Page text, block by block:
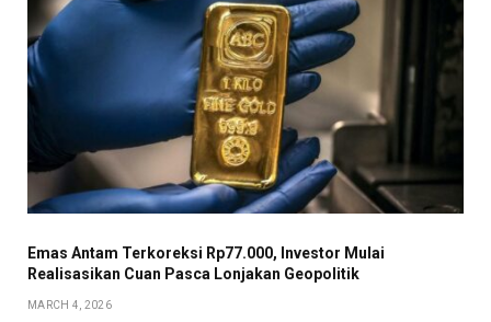
Emas Antam Terkoreksi Rp77.000, Investor Mulai
Realisasikan Cuan Pasca Lonjakan Geopolitik
MARCH 4, 2026